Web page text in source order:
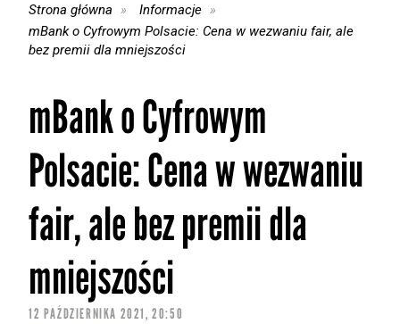
Strona główna
Informacje
mBank o Cyfrowym Polsacie: Cena w wezwaniu fair, ale
bez premii dla mniejszości
mBank o Cyfrowym
Polsacie: Cena w wezwaniu
fair, ale bez premii dla
mniejszości
12 PAŹDZIERNIKA 2021, 20:50